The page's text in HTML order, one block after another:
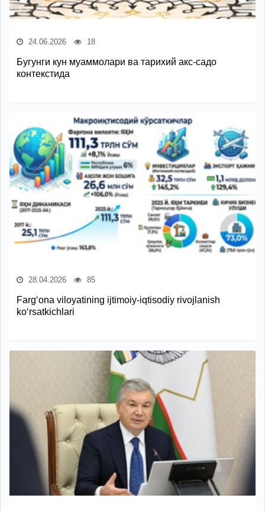
24.06.2026 18
Бугунги кун муаммолари ва тарихий акс-садо
контекстида
28.04.2026 85
Farg‘ona viloyatining ijtimoiy-iqtisodiy rivojlanish
ko‘rsatkichlari